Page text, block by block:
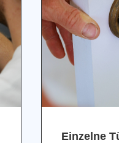
Einzelne